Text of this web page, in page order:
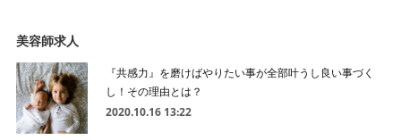
美容師求人
『共感力』を磨けばやりたい事が全部叶うし良い事づく
し！その理由とは？
2020.10.16 13:22